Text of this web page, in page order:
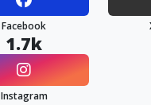
Facebook
1.7k
Instagram